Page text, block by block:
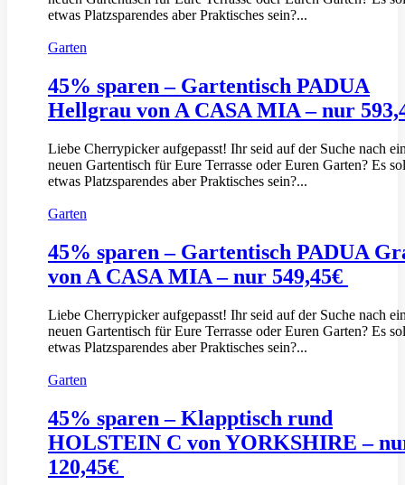
etwas Platzsparendes aber Praktisches sein?...
Garten
45% sparen – Gartentisch PADUA
Hellgrau von A CASA MIA – nur
Liebe Cherrypicker aufgepasst! Ihr seid auf der Suche nach
neuen Gartentisch für Eure Terrasse oder Euren Garten? Es
etwas Platzsparendes aber Praktisches sein?...
Garten
45% sparen – Gartentisch PADUA
von A CASA MIA – nur 549,45€
Liebe Cherrypicker aufgepasst! Ihr seid auf der Suche nach
neuen Gartentisch für Eure Terrasse oder Euren Garten? Es
etwas Platzsparendes aber Praktisches sein?...
Garten
45% sparen – Klapptisch rund
HOLSTEIN C von YORKSHIRE –
120,45€